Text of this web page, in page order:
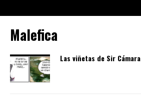
Malefica
Las viñetas de Sir Cámara